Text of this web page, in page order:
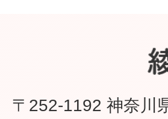
〒252-1192 神奈川